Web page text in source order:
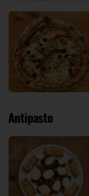
Antipasto